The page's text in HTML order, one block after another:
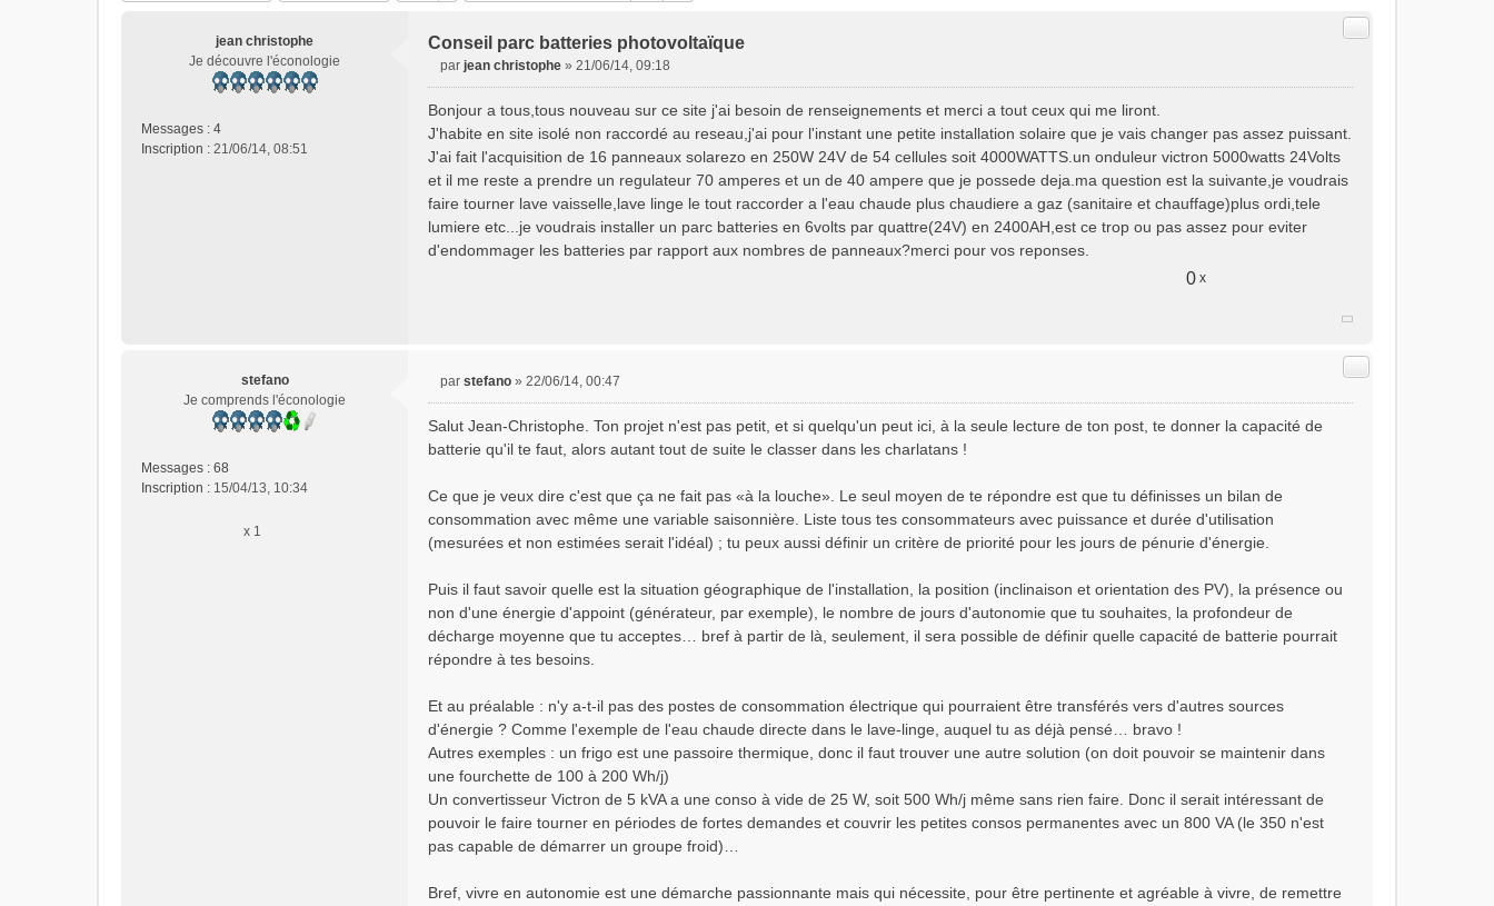
jean christophe
Je découvre l'éconologie
Messages : 4
Inscription : 21/06/14, 08:51
Conseil parc batteries photovoltaïque
Citer
s
s
a
g
e
n
par jean christophe » 21/06/14, 09:18
Bonjour a tous,tous nouveau sur ce site j'ai besoin de renseignements et merci a tout ceux qui me liront.
J'habite en site isolé non raccordé au reseau,j'ai pour l'instant une petite installation solaire que je vais changer pas assez puissant.
J'ai fait l'acquisition de 16 panneaux solarezo en 250W 24V de 54 cellules soit 4000WATTS.un onduleur victron 5000watts 24Volts
et il me reste a prendre un regulateur 70 amperes et un de 40 ampere que je possede deja.ma question est la suivante,je voudrais
faire tourner lave vaisselle,lave linge le tout raccorder a l'eau chaude plus chaudiere a gaz (sanitaire et chauffage)plus ordi,tele
lumiere etc...je voudrais installer un parc batteries en 6volts par quattre(24V) en 2400AH,est ce trop ou pas assez pour eviter
d'endommager les batteries par rapport aux nombres de panneaux?merci pour vos reponses.
0 x
stefano
Je comprends l'éconologie
Messages : 68
Inscription : 15/04/13, 10:34
x 1
Citer
s
s
g
e
l
u
par stefano » 22/06/14, 00:47
Salut Jean-Christophe. Ton projet n'est pas petit, et si quelqu'un peut ici, à la seule lecture de ton post, te donner la capacité de
batterie qu'il te faut, alors autant tout de suite le classer dans les charlatans !
Ce que je veux dire c'est que ça ne fait pas «à la louche». Le seul moyen de te répondre est que tu définisses un bilan de
consommation avec même une variable saisonnière. Liste tous tes consommateurs avec puissance et durée d'utilisation
(mesurées et non estimées serait l'idéal) ; tu peux aussi définir un critère de priorité pour les jours de pénurie d'énergie.
Puis il faut savoir quelle est la situation géographique de l'installation, la position (inclinaison et orientation des PV), la présence ou
non d'une énergie d'appoint (générateur, par exemple), le nombre de jours d'autonomie que tu souhaites, la profondeur de
décharge moyenne que tu acceptes… bref à partir de là, seulement, il sera possible de définir quelle capacité de batterie pourrait
répondre à tes besoins.
Et au préalable : n'y a-t-il pas des postes de consommation électrique qui pourraient être transférés vers d'autres sources
d'énergie ? Comme l'exemple de l'eau chaude directe dans le lave-linge, auquel tu as déjà pensé… bravo !
Autres exemples : un frigo est une passoire thermique, donc il faut trouver une autre solution (on doit pouvoir se maintenir dans
une fourchette de 100 à 200 Wh/j)
Un convertisseur Victron de 5 kVA a une conso à vide de 25 W, soit 500 Wh/j même sans rien faire. Donc il serait intéressant de
pouvoir le faire tourner en périodes de fortes demandes et couvrir les petites consos permanentes avec un 800 VA (le 350 n'est
pas capable de démarrer un groupe froid)…
Bref, vivre en autonomie est une démarche passionnante mais qui nécessite, pour être pertinente et agréable à vivre, de remettre